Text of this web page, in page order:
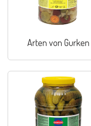
Arten von Gurken